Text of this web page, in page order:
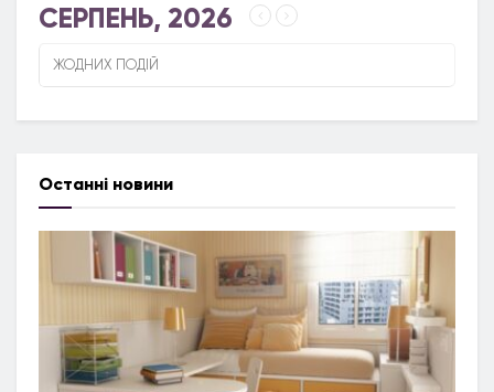
СЕРПЕНЬ, 2026
ЖОДНИХ ПОДІЙ
Останні новини